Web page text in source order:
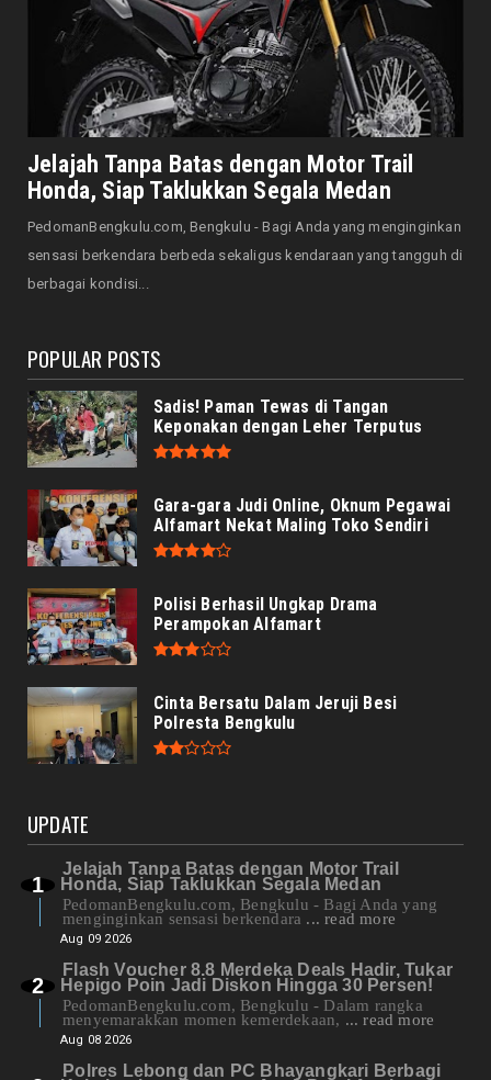
DAERAH
Bersama Forkopimda, Walikota – Wawali
Bagikan 5.000 Bendera ...
August 07, 2026
JELAJAH
Saat Amal Masjid Keliru, Nasib Negeri
Mengharu-biru
August 07, 2026
Honda CUV e: Motor Listrik Canggih, Penuh
Jelajah Tanpa Batas dengan Motor Trail
Honda, Siap Taklukkan Segala Medan
PedomanBengkulu.com, Bengkulu - Bagi Anda yang menginginkan
sensasi berkendara berbeda sekaligus kendaraan yang tangguh di
berbagai kondisi...
POPULAR POSTS
Sadis! Paman Tewas di Tangan
Keponakan dengan Leher Terputus
Gara-gara Judi Online, Oknum Pegawai
Alfamart Nekat Maling Toko Sendiri
Polisi Berhasil Ungkap Drama
Perampokan Alfamart
Cinta Bersatu Dalam Jeruji Besi
Polresta Bengkulu
UPDATE
Jelajah Tanpa Batas dengan Motor Trail
Honda, Siap Taklukkan Segala Medan
PedomanBengkulu.com, Bengkulu - Bagi Anda yang
menginginkan sensasi berkendara ... read more
Aug 09 2026
Flash Voucher 8.8 Merdeka Deals Hadir, Tukar
Hepigo Poin Jadi Diskon Hingga 30 Persen!
PedomanBengkulu.com, Bengkulu - Dalam rangka
menyemarakkan momen kemerdekaan, ... read more
Aug 08 2026
Polres Lebong dan PC Bhayangkari Berbagi